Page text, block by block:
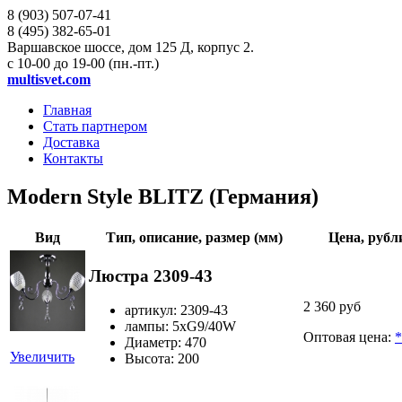
8 (903) 507-07-41
8 (495) 382-65-01
Варшавское шоссе, дом 125 Д, корпус 2.
с 10-00 до 19-00 (пн.-пт.)
multisvet.com
Главная
Стать партнером
Доставка
Контакты
Modern Style BLITZ (Германия)
Вид Тип, описание, размер (мм) Цена,
Увеличить
Люстра 2309-43
артикул: 2309-43
лампы: 5хG9/40W
Диаметр: 470
Высота: 200
2 360 руб
Оптовая цена: